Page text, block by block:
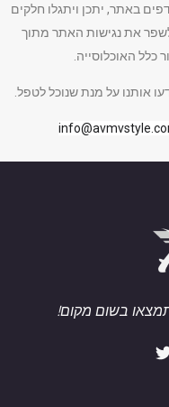
באתר, יתכן ויתגלו חלקים
את נגישות האתר מתוך
כלל האוכלוסייה.
אותנו על מנת שנוכל לטפל.
תמצאו בשום מקום!